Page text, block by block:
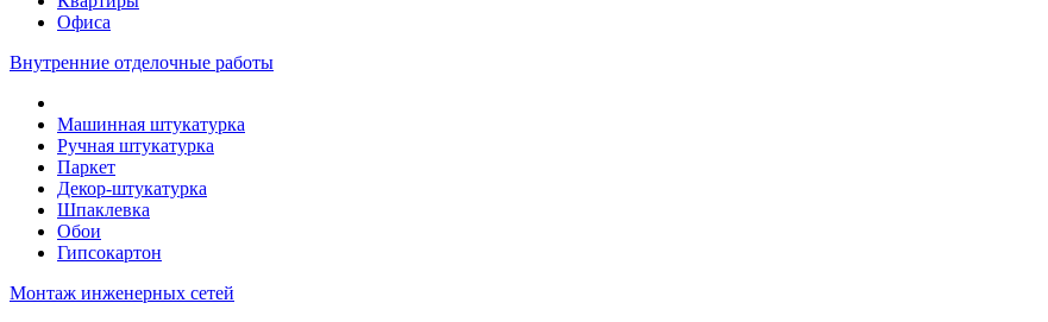
Офиса
Внутренние отделочные работы
Машинная штукатурка
Ручная штукатурка
Паркет
Декор-штукатурка
Шпаклевка
Обои
Гипсокартон
Монтаж инженерных сетей